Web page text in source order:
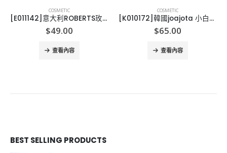
COSMETIC
[E011142]意大利ROBERTS玫瑰爽膚水300ML
$49.00
查看內容
COSMETIC
[K010172]韓國joajota 小白管氧氣洗面奶-2支
$65.00
查看內容
BEST SELLING PRODUCTS